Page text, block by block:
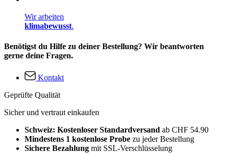
Wir arbeiten
klimabewusst.
Benötigst du Hilfe zu deiner Bestellung? Wir beantworten
gerne deine Fragen.
Kontakt
Geprüfte Qualität
Sicher und vertraut einkaufen
Schweiz: Kostenloser Standardversand ab CHF 54.90
Mindestens 1 kostenlose Probe zu jeder Bestellung
Sichere Bezahlung mit SSL-Verschlüsselung